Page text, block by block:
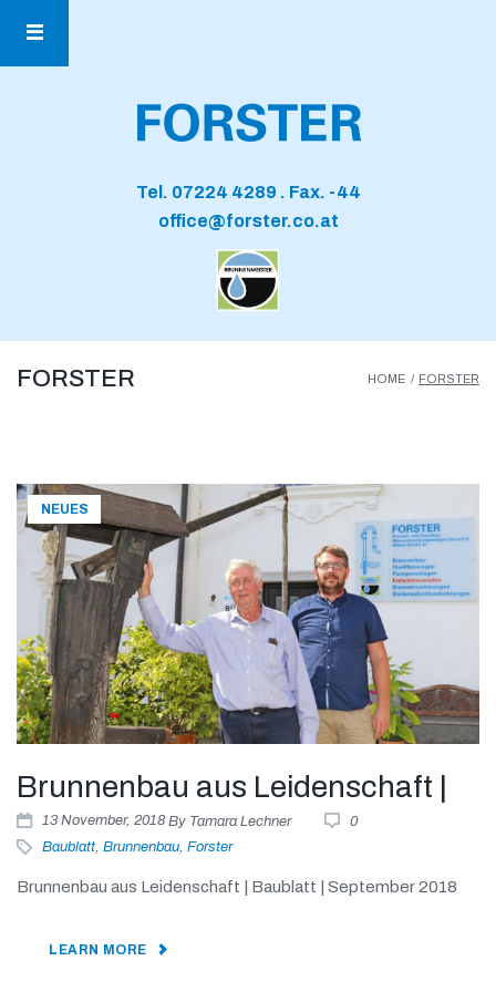
Tel. 07224 4289 . Fax. -44
office@forster.co.at
FORSTER HOME / FORSTER
NEUES
Brunnenbau aus Leidenschaft |
13 November, 2018 By Tamara Lechner
0
Baublatt, Brunnenbau, Forster
Brunnenbau aus Leidenschaft | Baublatt | September 2018
LEARN MORE